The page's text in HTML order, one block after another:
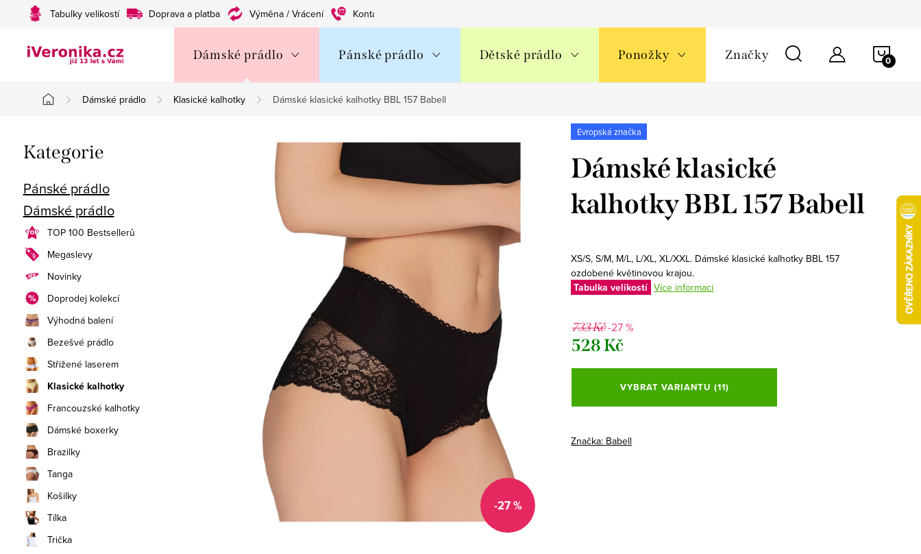
Tabulky velikostí Doprava a platba Výměna / Vrácení Kontakty
Dámské prádlo Pánské prádlo Dětské prádlo Ponožky Značky
Domů
Dámské prádlo Klasické kalhotky Dámské klasické kalhotky BBL 157 Babell
o
s
t
r
a
n
n
í
p
a
n
e
l
Přeskočit
kategorie
Kategorie
Pánské prádlo
Dámské prádlo
TOP 100 Bestsellerů
Megaslevy
Novinky
Doprodej kolekcí
Výhodná balení
Bezešvé prádlo
Střižené laserem
Klasické kalhotky
Francouzské kalhotky
Dámské boxerky
Brazilky
Tanga
Košilky
Tílka
Trička
-27 %
Evropská značka
Dámské klasické
kalhotky BBL 157 Babell
XS/S, S/M, M/L, L/XL, XL/XXL. Dámské klasické kalhotky BBL 157
ozdobené květinovou krajou.
Tabulka velikostí Více informací
733 Kč-27 %
528 Kč
Měrná
VYBRAT VARIANTU (11)
Značka: Babell